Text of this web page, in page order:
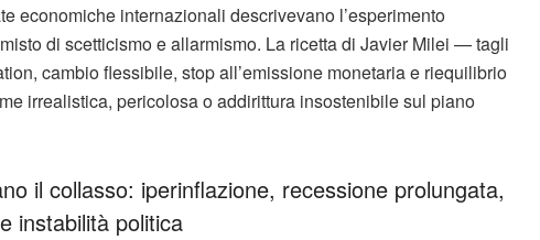
economiche internazionali descrivevano l’esperimento
di scetticismo e allarmismo. La ricetta di Javier Milei — tagli
cambio flessibile, stop all’emissione monetaria e riequilibrio
irrealistica, pericolosa o addirittura insostenibile sul piano
il collasso: iperinflazione, recessione prolungata,
instabilità politica